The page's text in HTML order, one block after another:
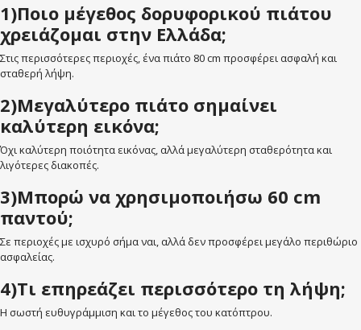
1)Ποιο μέγεθος δορυφορικού πιάτου
χρειάζομαι στην Ελλάδα;
Στις περισσότερες περιοχές, ένα πιάτο 80 cm προσφέρει ασφαλή και
σταθερή λήψη.
2)Μεγαλύτερο πιάτο σημαίνει
καλύτερη εικόνα;
Όχι καλύτερη ποιότητα εικόνας, αλλά μεγαλύτερη σταθερότητα και
λιγότερες διακοπές.
3)Μπορώ να χρησιμοποιήσω 60 cm
παντού;
Σε περιοχές με ισχυρό σήμα ναι, αλλά δεν προσφέρει μεγάλο περιθώριο
ασφαλείας.
4)Τι επηρεάζει περισσότερο τη λήψη;
Η σωστή ευθυγράμμιση και το μέγεθος του κατόπτρου.